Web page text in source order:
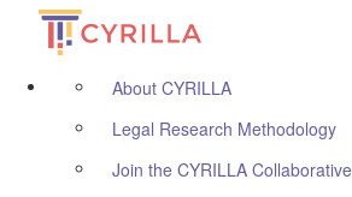
About CYRILLA
Legal Research Methodology
Join the CYRILLA Collaborative